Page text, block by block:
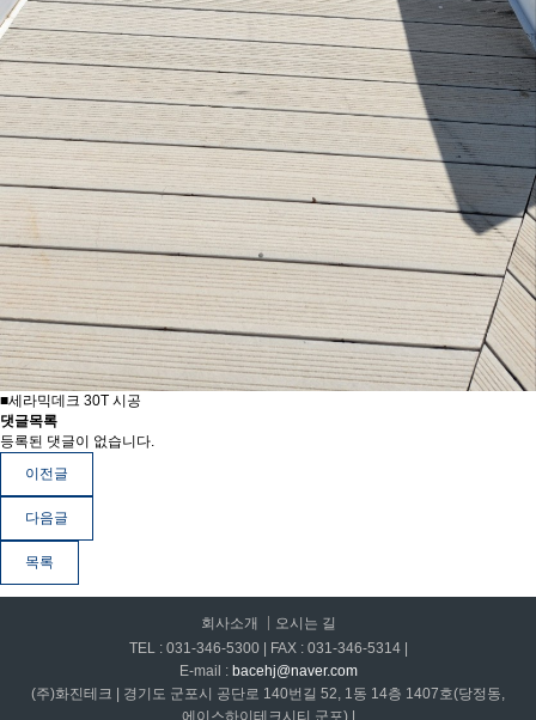
■세라믹데크 30T 시공
댓글목록
등록된 댓글이 없습니다.
이전글
다음글
목록
회사소개
오시는 길
TEL : 031-346-5300 | FAX : 031-346-5314 |
E-mail : bacehj@naver.com
(주)화진테크 | 경기도 군포시 공단로 140번길 52, 1동 14층 1407호(당정동,
에이스하이테크시티 군포) |